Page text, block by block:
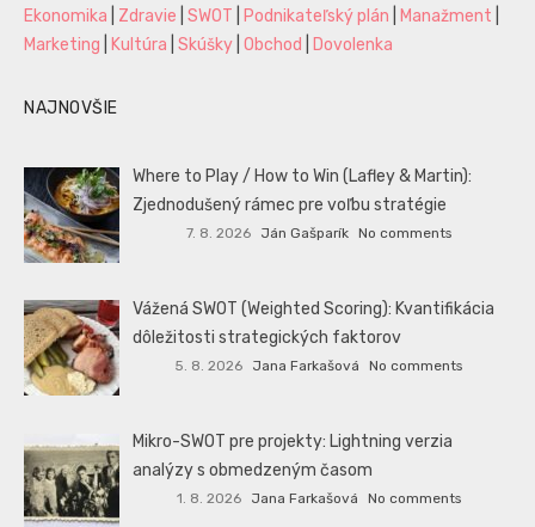
Ekonomika
Zdravie SWOT Podnikateľský plán Manažment
Marketing
Kultúra Skúšky Obchod Dovolenka
NAJNOVŠIE
Where to Play / How to Win (Lafley & Martin):
Zjednodušený rámec pre voľbu stratégie
7. 8. 2026 Ján Gašparík No comments
Vážená SWOT (Weighted Scoring): Kvantifikácia
dôležitosti strategických faktorov
5. 8. 2026 Jana Farkašová No comments
Mikro-SWOT pre projekty: Lightning verzia
analýzy s obmedzeným časom
1. 8. 2026 Jana Farkašová No comments